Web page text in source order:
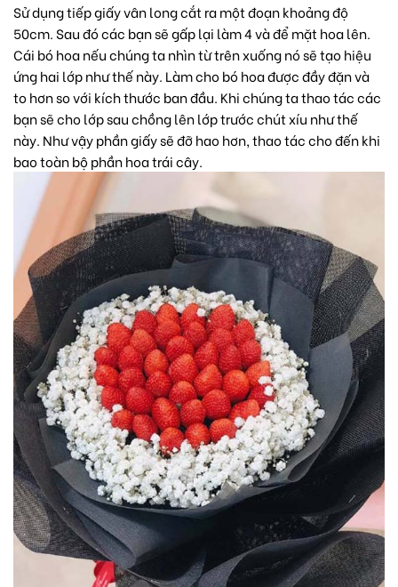
Sử dụng tiếp giấy vân long cắt ra một đoạn khoảng độ
50cm. Sau đó các bạn sẽ gấp lại làm 4 và để mặt hoa lên.
Cái bó hoa nếu chúng ta nhìn từ trên xuống nó sẽ tạo hiệu
ứng hai lớp như thế này. Làm cho bó hoa được đầy đặn và
to hơn so với kích thước ban đầu. Khi chúng ta thao tác các
bạn sẽ cho lớp sau chồng lên lớp trước chút xíu như thế
này. Như vậy phần giấy sẽ đỡ hao hơn, thao tác cho đến khi
bao toàn bộ phần hoa trái cây.